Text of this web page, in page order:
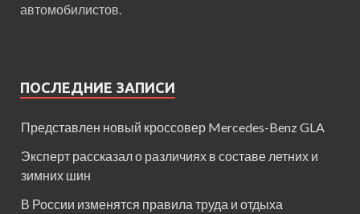
автомобилистов.
ПОСЛЕДНИЕ ЗАПИСИ
Представлен новый кроссовер Mercedes-Benz GLA
Эксперт рассказал о различиях в составе летних и
зимних шин
В России изменятся правила труда и отдыха